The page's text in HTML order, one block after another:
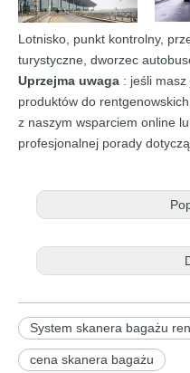
Lotnisko, punkt kontrolny,
turystyczne, dworzec
Uprzejma uwaga : jeśli
produktów do
z naszym wsparciem online
profesjonalnej porady
System skanera bagażu
cena skanera bagażu